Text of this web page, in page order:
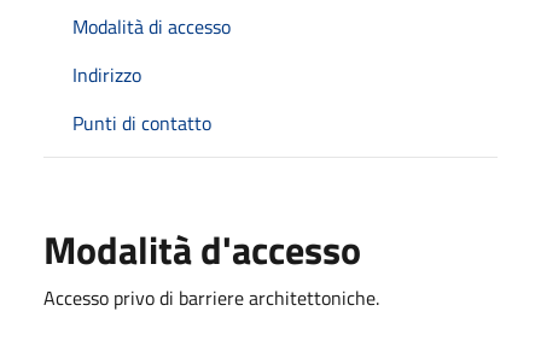
Modalità di accesso
Indirizzo
Punti di contatto
Modalità d'accesso
Accesso privo di barriere architettoniche.